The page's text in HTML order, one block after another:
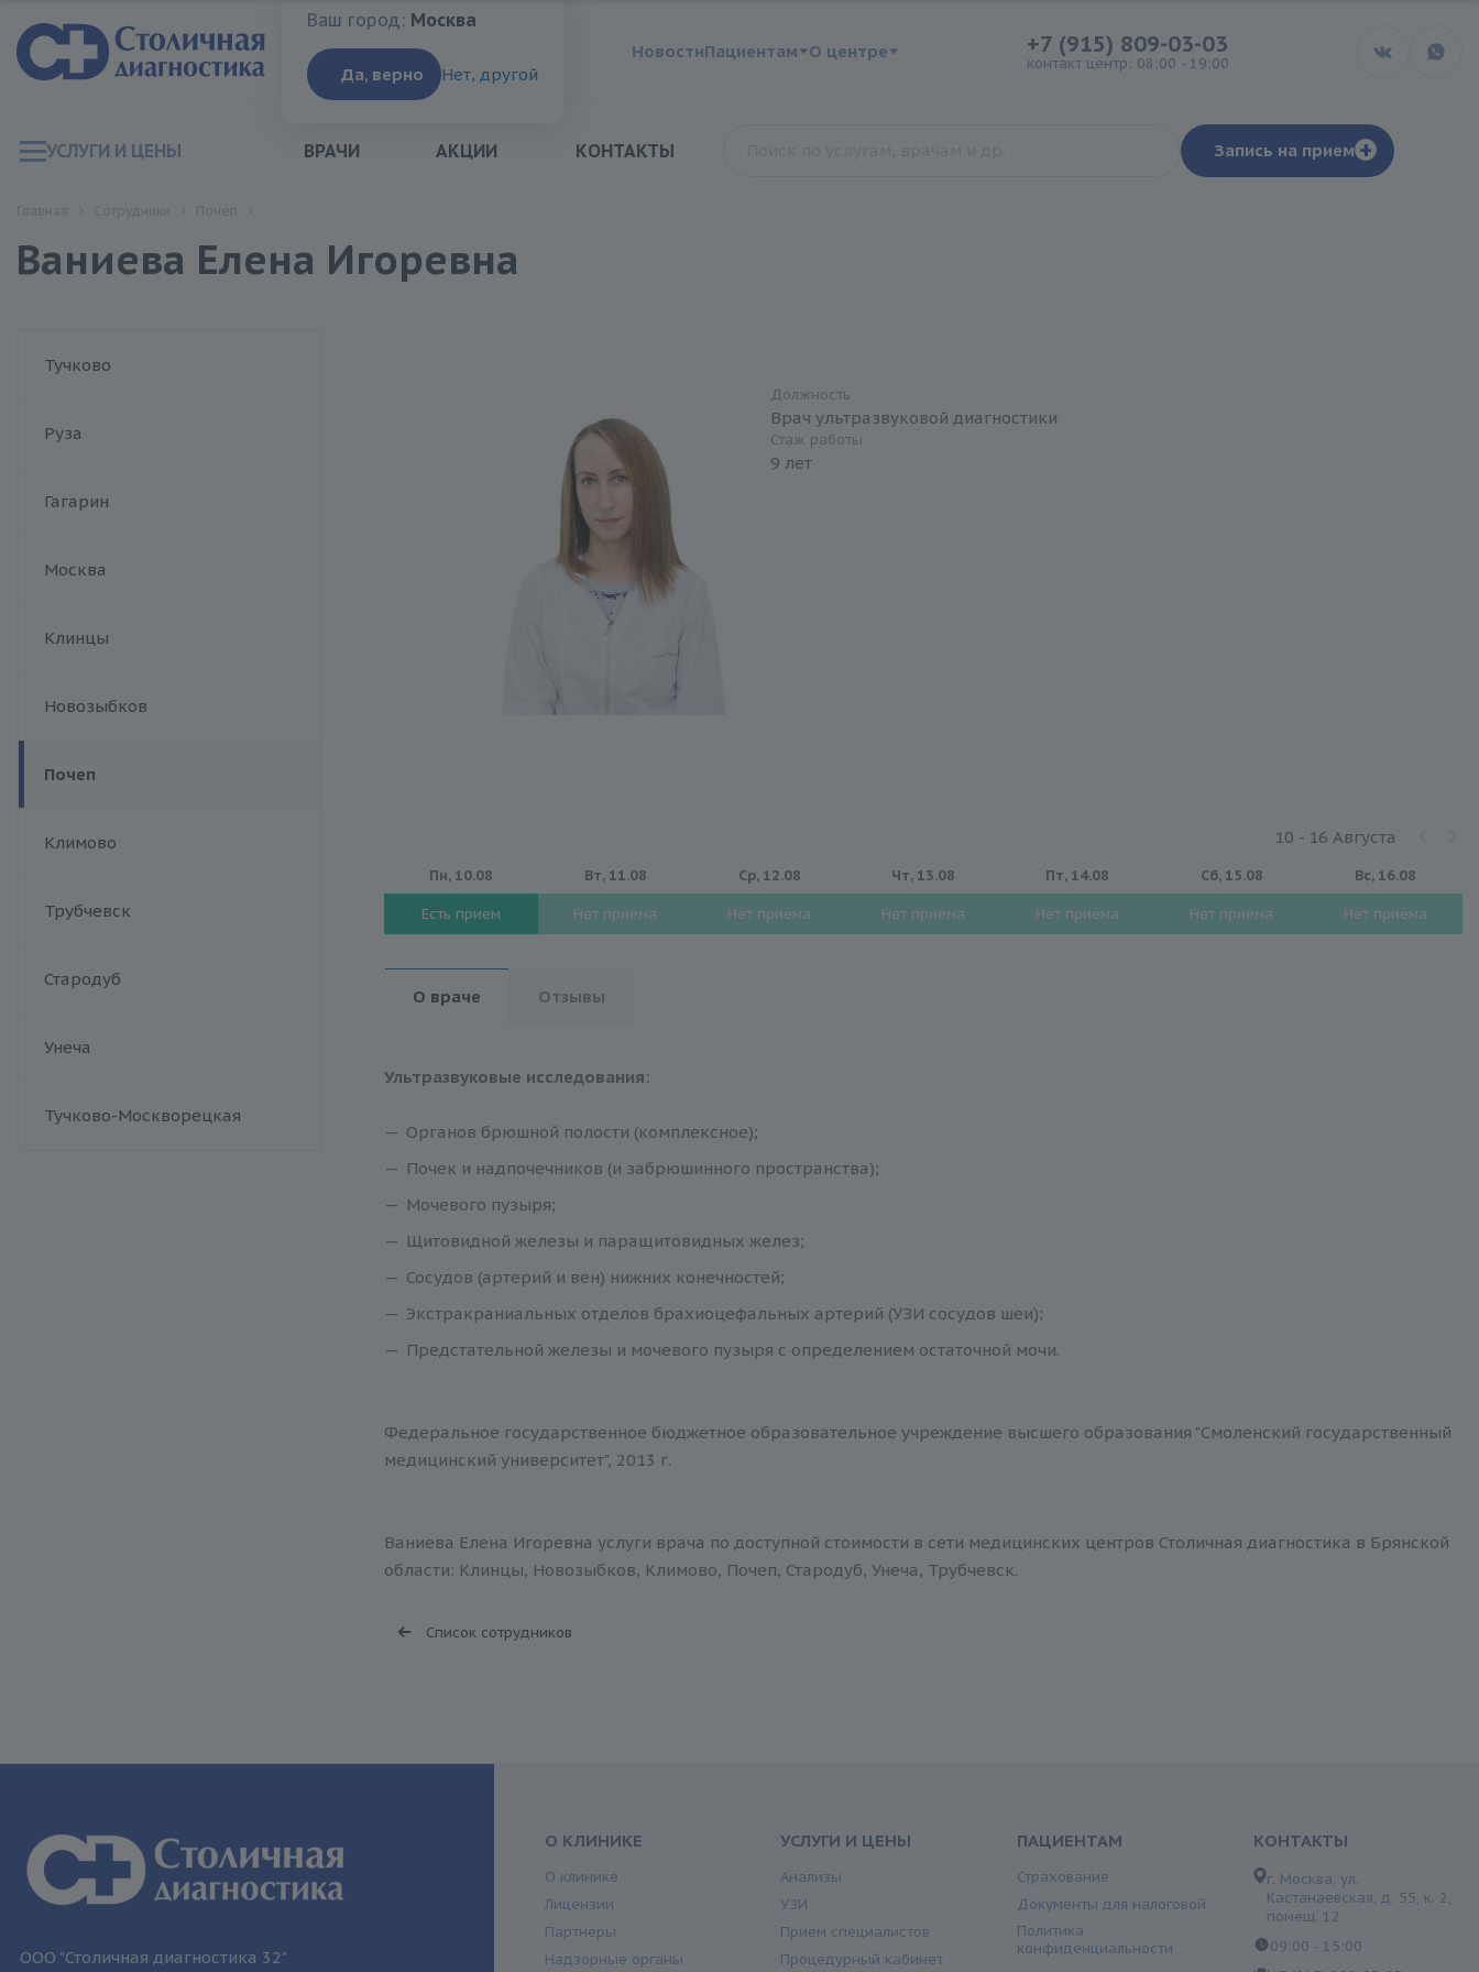
Ваш город:Москва
Ваш город: Москва
Да, верно Нет, другой
НовостиПациентам О центре +7 (915) 809-03-03
контакт центр: 08:00 - 19:00
УСЛУГИ И ЦЕНЫ ВРАЧИ АКЦИИ КОНТАКТЫ Запись на прием +
Ваниева Елена Игоревна
Тучково
Руза
Гагарин
Москва
Клинцы
Новозыбков
Почеп
Климово
Трубчевск
Стародуб
Унеча
Тучково-Москворецкая
Должность
Врач ультразвуковой диагностики
Стаж работы
9 лет
10 - 16 Августа
Пн, 10.08
Есть прием
Вт, 11.08
Нет приема
Ср, 12.08
Нет приема
Чт, 13.08
Нет приема
Пт, 14.08
Нет приема
Сб, 15.08
Нет приема
Вс, 16.08
Нет приема
О враче Отзывы
Ультразвуковые исследования:
Органов брюшной полости (комплексное);
Почек и надпочечников (и забрюшинного пространства);
Мочевого пузыря;
Щитовидной железы и паращитовидных желез;
Сосудов (артерий и вен) нижних конечностей;
Экстракраниальных отделов брахиоцефальных артерий (УЗИ сосудов шеи);
Предстательной железы и мочевого пузыря с определением остаточной мочи.
Федеральное государственное бюджетное образовательное учреждение высшего образования "Смоленский государственный
медицинский университет", 2013 г.
Ваниева Елена Игоревна услуги врача по доступной стоимости в сети медицинских центров Столичная диагностика в Брянской
области: Клинцы, Новозыбков, Климово, Почеп, Стародуб, Унеча, Трубчевск.
Список сотрудников
ООО "Столичная диагностика 32"
О КЛИНИКЕ
О клинике
Лицензии
Партнеры
Надзорные органы
УСЛУГИ И ЦЕНЫ
Анализы
УЗИ
Прием специалистов
Процедурный кабинет
ПАЦИЕНТАМ
Страхование
Документы для налоговой
Политика
конфиденциальности
КОНТАКТЫ
г. Москва, ул.
Кастанаевская, д. 55, к. 2,
помещ. 12
09:00 - 15:00